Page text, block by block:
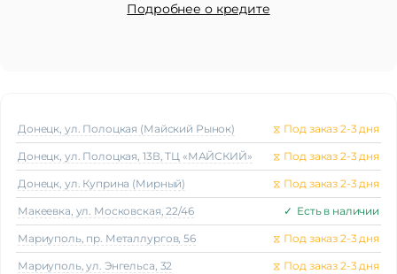
Подробнее о кредите
Донецк, ул. Полоцкая (Майский Рынок) ⧖ Под заказ 2-3 дня
Донецк, ул. Полоцкая, 13В, ТЦ «МАЙСКИЙ» ⧖ Под заказ 2-3 дня
Донецк, ул. Куприна (Мирный) ⧖ Под заказ 2-3 дня
Макеeвка, ул. Московская, 22/46 ✓ Есть в наличии
Мариуполь, пр. Металлургов, 56 ⧖ Под заказ 2-3 дня
Мариуполь, ул. Энгельса, 32 ⧖ Под заказ 2-3 дня